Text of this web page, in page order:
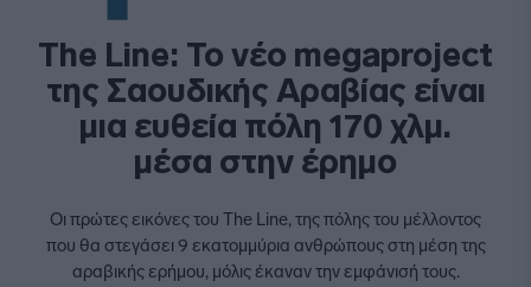
The Line: To νέο megaproject
της Σαουδικής Αραβίας είναι
μια ευθεία πόλη 170 χλμ.
μέσα στην έρημο
Οι πρώτες εικόνες του The Line, της πόλης του μέλλοντος
που θα στεγάσει 9 εκατομμύρια ανθρώπους στη μέση της
αραβικής ερήμου, μόλις έκαναν την εμφάνισή τους.